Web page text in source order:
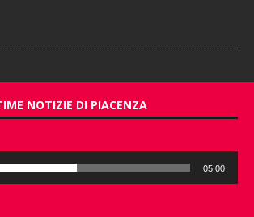
NOTIZIE DI PIACENZA
05:00